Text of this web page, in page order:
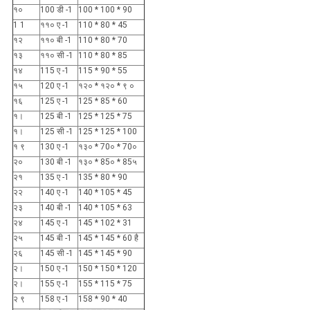
१०
100 डी -1
100 * 100 * 90
1 1
११० ए -1
110 * 80 * 45
१२
११० बी -1
110 * 80 * 70
१३
११० सी -1
110 * 80 * 85
१४
115 ए -1
115 * 90 * 55
१५
120 ए -1
१२० * १२० * ९ ०
१६
125 ए -1
125 * 85 * 60
१।
125 बी -1
125 * 125 * 75
१।
125 सी -1
125 * 125 * 100
१ ९
130 ए -1
१३० * 70० * 70०
२०
130 बी -1
१३० * 85० * 85५
२१
135 ए -1
135 * 80 * 90
२२
140 ए -1
140 * 105 * 45
२३
140 बी -1
140 * 105 * 63
२४
145 ए -1
145 * 102 * 31
२५
145 बी -1
145 * 145 * 60 है
२६
145 सी -1
145 * 145 * 90
२।
150 ए -1
150 * 150 * 120
२।
155 ए -1
155 * 115 * 75
२ ९
158 ए -1
158 * 90 * 40